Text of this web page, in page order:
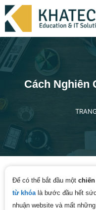
Cách Nghiên
Để có thể bắt đầu một
từ khóalà bước đầu hết
nhuận website và mất